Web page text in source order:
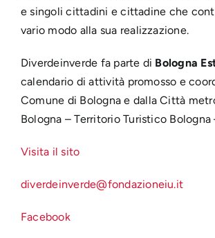
e singoli cittadini e cittadine che
vario modo alla sua realizzazione.
Diverdeinverde fa parte di Bologna
calendario di attività promosso e
Comune di Bologna e dalla Città
Bologna – Territorio Turistico Bologna
Visita il sito
diverdeinverde@fondazioneiu.it
Facebook